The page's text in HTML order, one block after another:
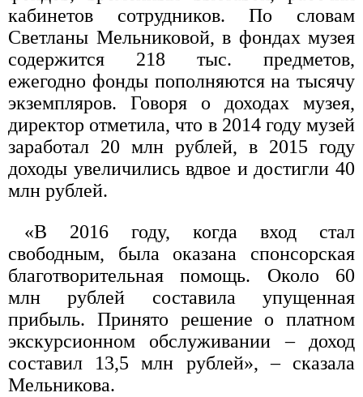
кабинетов сотрудников. По словам
Светланы Мельниковой, в фондах музея
содержится 218 тыс. предметов,
ежегодно фонды пополняются на тысячу
экземпляров. Говоря о доходах музея,
директор отметила, что в 2014 году музей
заработал 20 млн рублей, в 2015 году
доходы увеличились вдвое и достигли 40
млн рублей.
«В 2016 году, когда вход стал
свободным, была оказана спонсорская
благотворительная помощь. Около 60
млн рублей составила упущенная
прибыль. Принято решение о платном
экскурсионном обслуживании – доход
составил 13,5 млн рублей», – сказала
Мельникова.